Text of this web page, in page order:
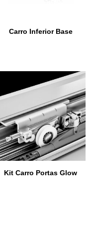
Carro Inferior Base
Kit Carro Portas Glow